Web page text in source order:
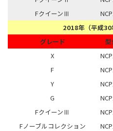
FクイーンⅢ
2018年（平成
グレード
X
F
Y
G
FクイーンⅢ
Fノーブルコレクション